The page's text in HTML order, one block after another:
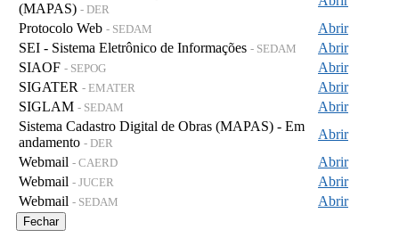
(MAPAS) - DER
Protocolo Web - SEDAM
Abrir
SEI - Sistema Eletrônico de Informações - SEDAM
Abrir
SIAOF - SEPOG
Abrir
SIGATER - EMATER
Abrir
SIGLAM - SEDAM
Abrir
Sistema Cadastro Digital de Obras (MAPAS) - Em
andamento - DER
Abrir
Webmail - CAERD
Abrir
Webmail - JUCER
Abrir
Webmail - SEDAM Abrir
Fechar